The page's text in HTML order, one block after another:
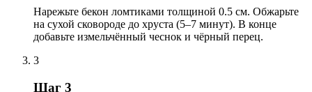
Нарежьте бекон ломтиками толщиной 0.5 см. Обжарьте
на сухой сковороде до хруста (5–7 минут). В конце
добавьте измельчённый чеснок и чёрный перец.
3
Шаг 3